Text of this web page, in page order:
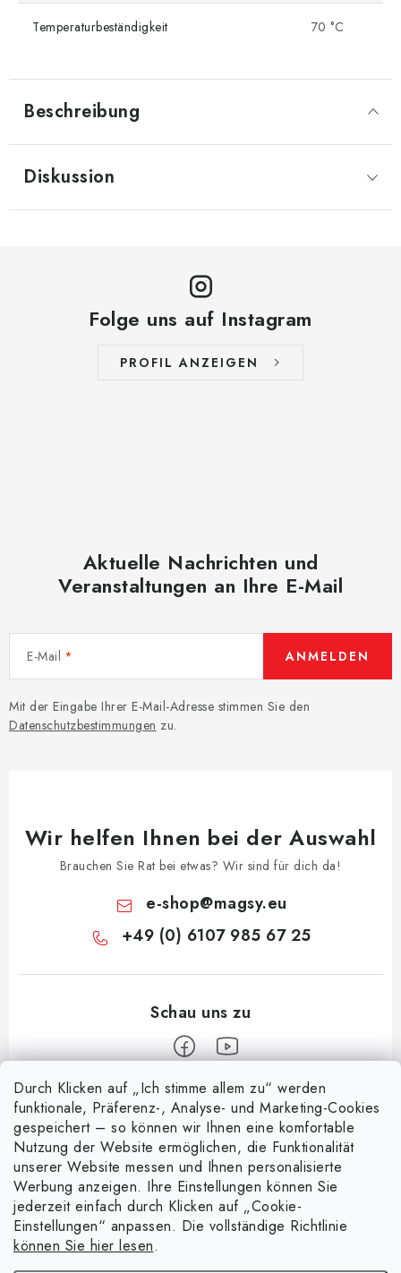
Durch Klicken auf „Ich stimme allem zu“ werden
funktionale, Präferenz-, Analyse- und Marketing-Cookies
gespeichert – so können wir Ihnen eine komfortable
Nutzung der Website ermöglichen, die Funktionalität
unserer Website messen und Ihnen personalisierte
Werbung anzeigen. Ihre Einstellungen können Sie
jederzeit einfach durch Klicken auf „Cookie-
Einstellungen“ anpassen. Die vollständige Richtlinie
können Sie hier lesen.
Beschreibung
Temperaturbeständigkeit 70 °C
Diskussion
Folge uns auf Instagram
PROFIL ANZEIGEN
Aktuelle Nachrichten und
Veranstaltungen an Ihre E-Mail
E-Mail
Mit der Eingabe Ihrer E-Mail-Adresse stimmen Sie den
Datenschutzbestimmungen zu.
ANMELDEN
Wir helfen Ihnen bei der Auswahl
Brauchen Sie Rat bei etwas? Wir sind für dich da!
e-shop@magsy.eu
+49 (0) 6107 985 67 25
Informace pro vás
Über uns
Handelsbedingungen
Datenschutzerklärung
Nachricht
Entdecken Sie die Magie magnetischer Taschen
15.4.2025
Facebook